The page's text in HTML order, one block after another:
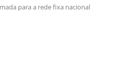
para a rede fixa nacional